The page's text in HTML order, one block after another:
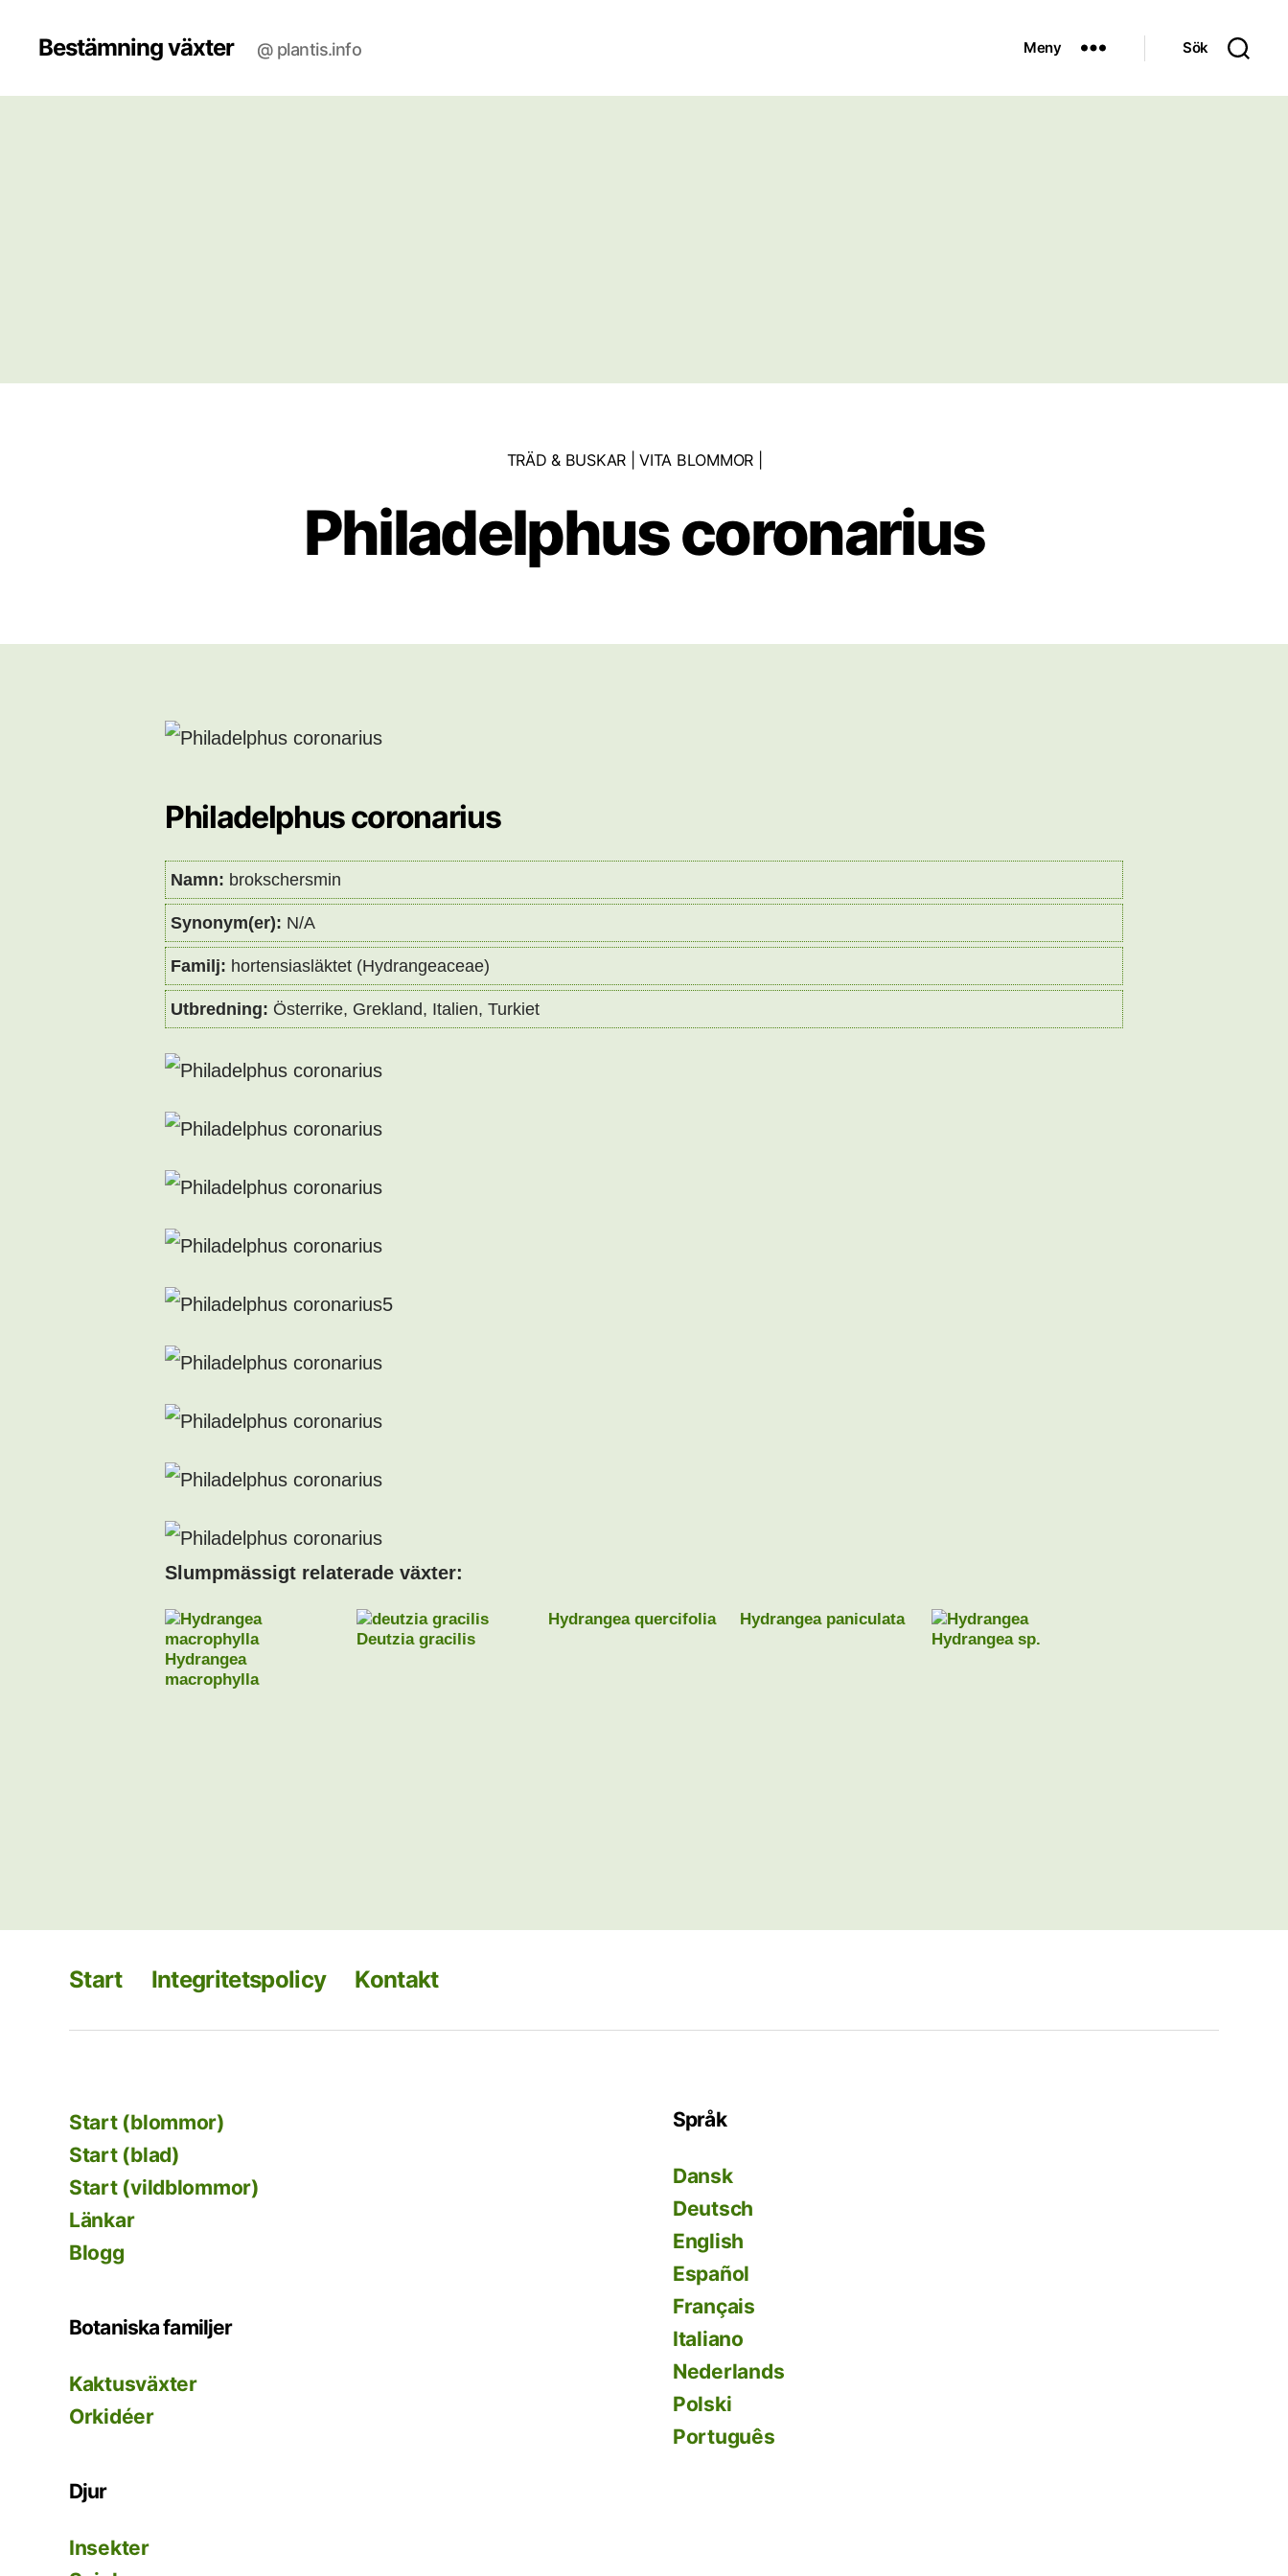
Bestämning växter @ plantis.info Meny Sök
Kategorier
TRÄD & BUSKAR | VITA BLOMMOR |
Philadelphus coronarius
Philadelphus coronarius
Namn: brokschersmin
Synonym(er): N/A
Familj: hortensiasläktet (Hydrangeaceae)
Utbredning: Österrike, Grekland, Italien, Turkiet
Slumpmässigt relaterade växter:
Hydrangea
macrophylla
Deutzia gracilis
Hydrangea quercifolia
Hydrangea paniculata
Hydrangea sp.
Start Integritetspolicy Kontakt
Start (blommor)
Start (blad)
Start (vildblommor)
Länkar
Blogg
Botaniska familjer
Kaktusväxter
Orkidéer
Djur
Insekter
Språk
Dansk
Deutsch
English
Español
Français
Italiano
Nederlands
Polski
Português